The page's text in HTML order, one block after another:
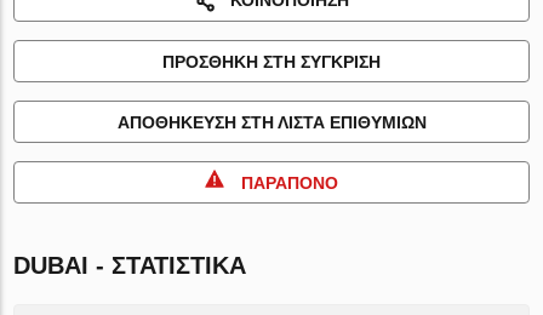
ΠΡΟΣΘΉΚΗ ΣΤΗ ΣΎΓΚΡΙΣΗ
ΑΠΟΘΉΚΕΥΣΗ ΣΤΗ ΛΊΣΤΑ ΕΠΙΘΥΜΙΏΝ
ΠΑΡΆΠΟΝΟ
DUBAI - ΣΤΑΤΙΣΤΙΚΆ